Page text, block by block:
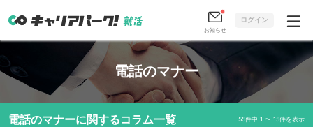
お知らせ
ログイン
電話のマナー
電話のマナーに関するコラム一覧 55件中 1 〜 15件を表示